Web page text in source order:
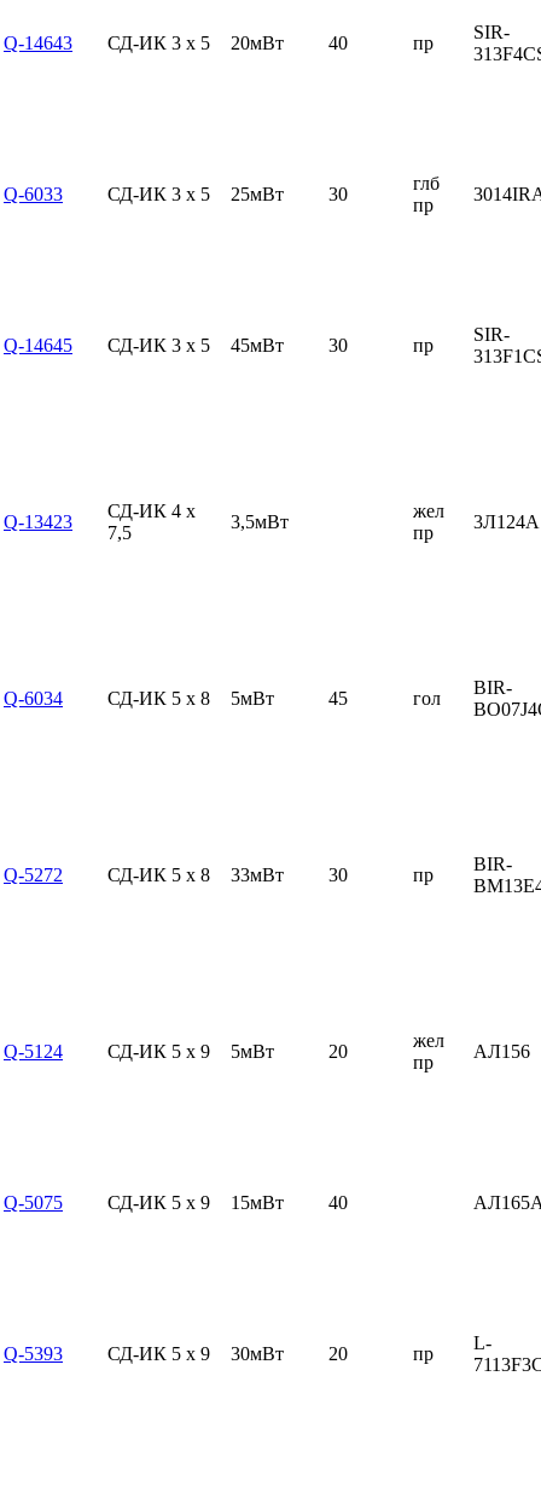
Q-14643 СД-ИК 3 x 5 20мВт 40 пр
SIR-
Q-6033 СД-ИК 3 x 5 25мВт 30
глб
пр
Q-14645 СД-ИК 3 x 5 45мВт 30 пр
SIR-
Q-13423
СД-ИК 4 x
7,5
3,5мВт
жел
пр
Q-6034 СД-ИК 5 x 8 5мВт 45 гол
BIR-
Q-5272 СД-ИК 5 x 8 33мВт 30 пр
BIR-
Q-5124 СД-ИК 5 x 9 5мВт 20
жел
пр
АЛ156
Q-5075 СД-ИК 5 x 9 15мВт 40
Q-5393 СД-ИК 5 x 9 30мВт 20 пр
L-